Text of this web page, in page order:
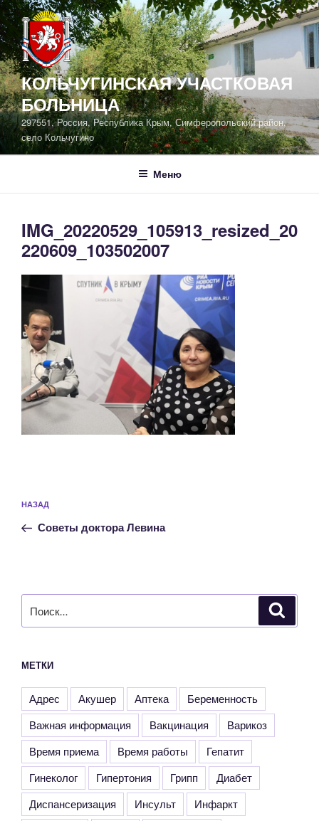
Перейти
к
содержимому
КОЛЬЧУГИНСКАЯ УЧАСТКОВАЯ
БОЛЬНИЦА
297551, Россия, Республика Крым, Симферопольский район,
село Кольчугино
Меню
IMG_20220529_105913_resized_20
220609_103502007
по
записям
Предыдущая
запись:
НАЗАД
Советы доктора Левина
МЕТКИ
Адрес Акушер Аптека
Беременность
Важная информация
Вакцинация
Варикоз
Время приема
Время работы
Гепатит
Гинеколог
Гипертония Грипп
Диабет
Диспансеризация
Инсульт
Инфаркт